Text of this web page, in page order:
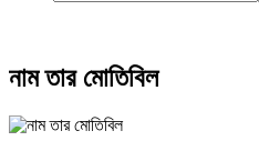
নাম তার মোতিবিল